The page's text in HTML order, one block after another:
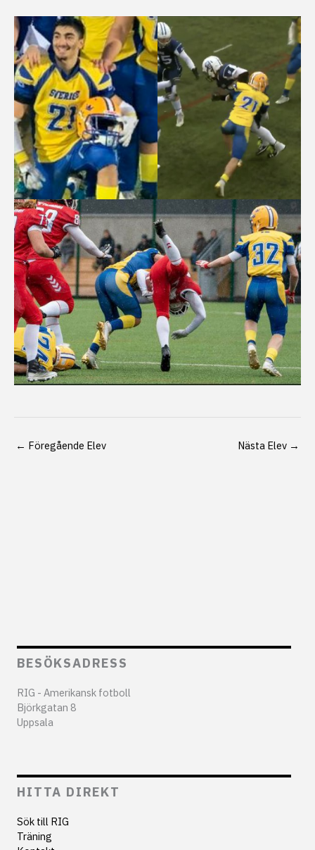
← Föregående Elev Nästa Elev →
BESÖKSADRESS
RIG - Amerikansk fotboll
Björkgatan 8
Uppsala
HITTA DIREKT
Sök till RIG
Träning